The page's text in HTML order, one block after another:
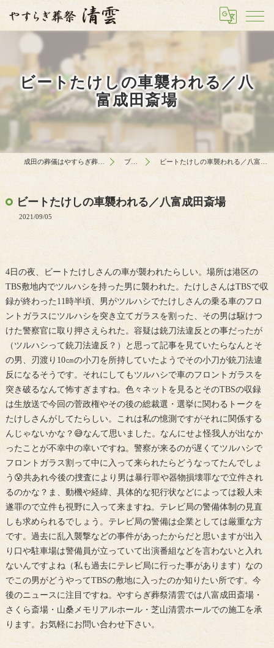
ビートたけしの車襲われる／八
富成田斎場
成田の葬儀はやすらぎ葬祭 清雲 ブログ ビートたけしの車襲われる／八富成田斎場
ビートたけしの車襲われる／八富成田斎場
2021/09/05
4日の夜、ビートたけしさんの車が襲われたらしい。場所は港区の
TBS敷地内でツルハシを持った男に襲われた。たけしさんはTBSで収
録が終わった11時半頃、男がツルハシでたけしさんの乗る車のフロ
ントガラスにツルハシを突き立てガラスを割った、その男は駆けつ
けた警察官に取り押さえられた。容疑は銃刀法違反との事だったが
（ツルハシって銃刀法違反？）と思って記事を見ていたらなんとそ
の男、刃渡り10㎝の小刀を所持していたようでその小刀が銃刀法違
反になるそうです。それにしてもツルハシで車のフロントガラスを
突き破るなんて怖すぎますね。色々ネットを見るとそのTBSの収録
は生放送で今回の菅政権やその後の総裁選・選挙に関わるトークを
たけしさんがしてたらしい。これは私の憶測ですがそれに関係する
んじゃないかな？😅なんて思いました。なんにせよ怪我人が出なか
ったことが不幸中の幸いですね。警察が来るのが遅くてツルハシで
フロントガラス割って中に入って来られたらどうなってたんでしょ
う😰共あれ今後の捜査により男は暴行罪や器物損壊罪なで立件され
るのかな？ま、動機や経緯、具体的な犯行状などによっては殺人未
遂罪ので立件も視野に入って来ますね。テレビ局の警備体制の見直
しも求められるでしょう。テレビ局の警備は企業としては厳重な方
です。過去に乱入襲撃などの事件があったからだと思いますが出入
り口や駐車場は警備員が立っていて出演番組などを言わないと入れ
ないんですよね（私も過去にテレビ局に行った事があります）なの
でこの男がどうやってTBSの敷地に入ったのか知りたい所です。今
後のニュースに注目ですね。やすらぎ葬祭清雲では八富成田斎場・
さくら斎場・山桑メモリアルホール・芝山清雲ホールでの施工を承
ります。お気軽にお問い合わせ下さい。